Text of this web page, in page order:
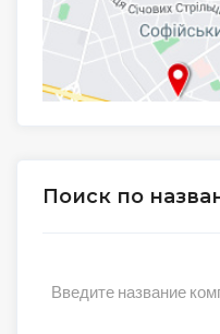
Поиск по
Введите название